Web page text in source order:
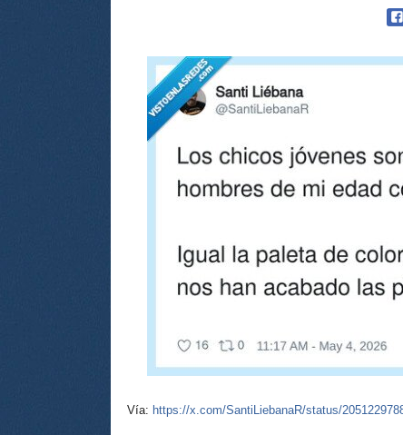
Vía: https://x.com/SantiLiebanaR/status/